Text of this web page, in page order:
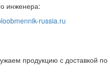
инженера:
russia.ru
продукцию с доставкой по